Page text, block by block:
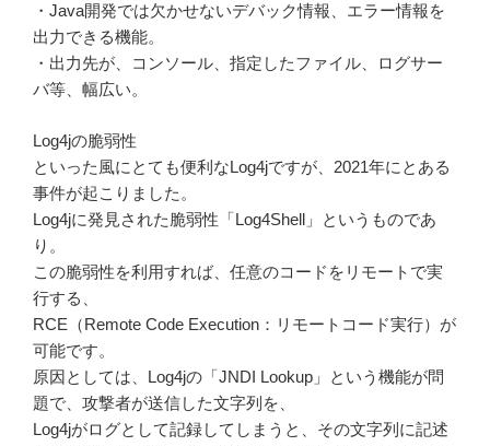
・Java開発では欠かせないデバック情報、エラー情報を
出力できる機能。
・出力先が、コンソール、指定したファイル、ログサー
バ等、幅広い。
Log4jの脆弱性
といった風にとても便利なLog4jですが、2021年にとある
事件が起こりました。
Log4jに発見された脆弱性「Log4Shell」というものであ
り。
この脆弱性を利用すれば、任意のコードをリモートで実
行する、
RCE（Remote Code Execution：リモートコード実行）が
可能です。
原因としては、Log4jの「JNDI Lookup」という機能が問
題で、攻撃者が送信した文字列を、
Log4jがログとして記録してしまうと、その文字列に記述